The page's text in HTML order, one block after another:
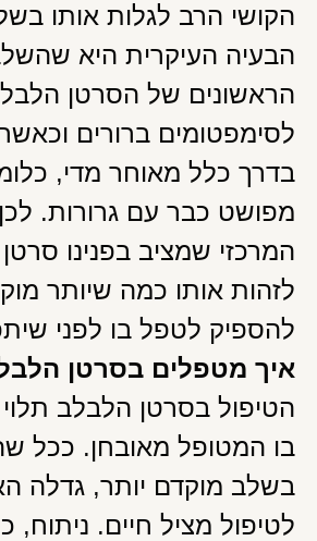
הקושי הרב לגלות אותו
הבעיה העיקרית היא
הראשונים של הסרטן
לסימפטומים ברורים
בדרך כלל מאוחר מדי,
מפושט כבר עם גרורות.
המרכזי שמציב בפנינו
לזהות אותו כמה שיותר
להספיק לטפל בו לפני
איך מטפלים בסרטן
הטיפול בסרטן הלבלב
בו המטופל מאובחן. ככל
בשלב מוקדם יותר, גדלה
לטיפול מציל חיים. ניתוח,